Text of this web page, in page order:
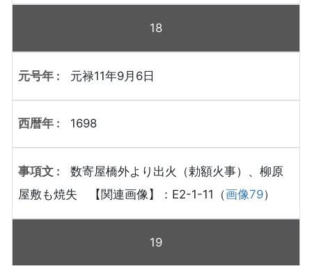
18
元禄11年9月6日
1698
数寄屋橋外より出火（勅額火事）、柳原
屋敷も焼失 【関連画像】：E2-1-11（画像79）
19